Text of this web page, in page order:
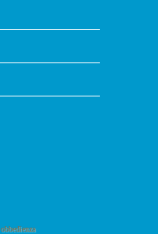
obbedienza